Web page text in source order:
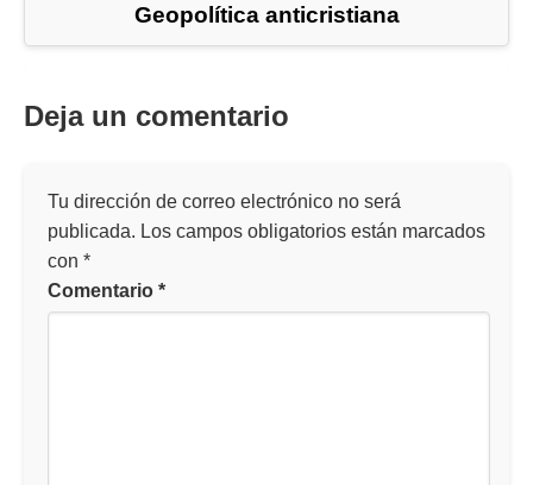
Geopolítica anticristiana
Deja un comentario
Tu dirección de correo electrónico no será
publicada. Los campos obligatorios están marcados
con *
Comentario *